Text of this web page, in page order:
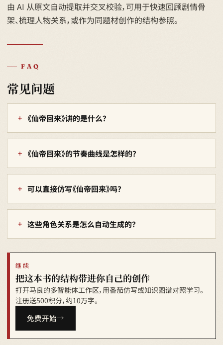
由 AI 从原文自动提取并交叉校验，可用于快速回顾剧情骨
架、梳理人物关系，或作为同题材创作的结构参照。
FAQ
常见问题
《仙帝回来》讲的是什么？
《仙帝回来》的节奏曲线是怎样的？
可以直接仿写《仙帝回来》吗？
这些角色关系是怎么自动生成的？
继续
把这本书的结构带进你自己的创作
打开马良的多智能体工作区，用番茄仿写或知识图谱对照学习。
注册送500积分，约10万字。
免费开始